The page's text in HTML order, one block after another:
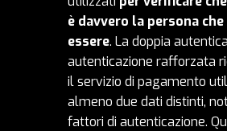
è davvero la persona che
essere. La doppia
autenticazione rafforzata
il servizio di pagamento
almeno due dati distinti,
fattori di autenticazione.